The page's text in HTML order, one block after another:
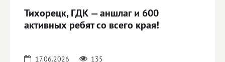
Тихорецк, ГДК — аншлаг и 600
активных ребят со всего края!
17.06.2026 135